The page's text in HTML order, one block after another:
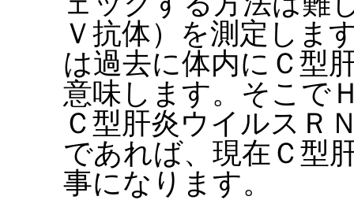
Ｖ抗体）を測定しま
は過去に体内にＣ型
意味します。そこで
Ｃ型肝炎ウイルスＲ
であれば、現在Ｃ型
事になります。